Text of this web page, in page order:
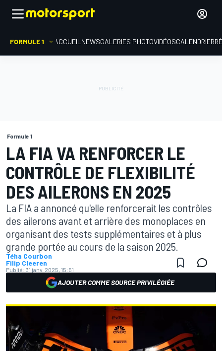
FORMULE 1 ACCUEIL NEWSGALERIES PHOTOVIDÉOSCALENDRIER
Formule 1
LA FIA VA RENFORCER LE
CONTRÔLE DE FLEXIBILITÉ
DES AILERONS EN 2025
La FIA a annoncé qu'elle renforcerait les contrôles
des ailerons avant et arrière des monoplaces en
organisant des tests supplémentaires et à plus
grande portée au cours de la saison 2025.
Téha Courbon
Filip Cleeren
Publié: 31 janv. 2025, 15:51
AJOUTER COMME SOURCE PRIVILÉGIÉE